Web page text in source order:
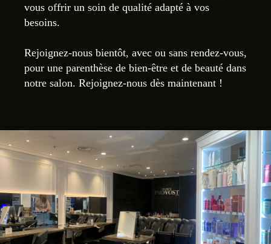
vous offrir un soin de qualité adapté à vos
besoins.
Rejoignez-nous bientôt, avec ou sans rendez-vous,
pour une parenthèse de bien-être et de beauté dans
notre salon. Rejoignez-nous dès maintenant !